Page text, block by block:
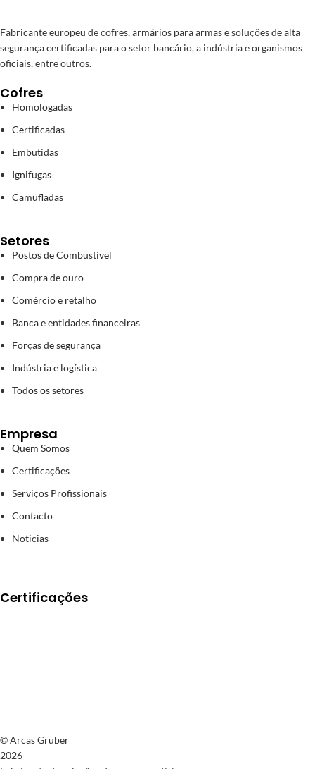
Fabricante europeu de cofres, armários para armas e soluções de alta
segurança certificadas para o setor bancário, a indústria e organismos
oficiais, entre outros.
Cofres
Homologadas
Certificadas
Embutidas
Ignifugas
Camufladas
Setores
Postos de Combustível
Compra de ouro
Comércio e retalho
Banca e entidades financeiras
Forças de segurança
Indústria e logística
Todos os setores
Empresa
Quem Somos
Certificações
Serviços Profissionais
Contacto
Noticias
Certificações
© Arcas Gruber
2026